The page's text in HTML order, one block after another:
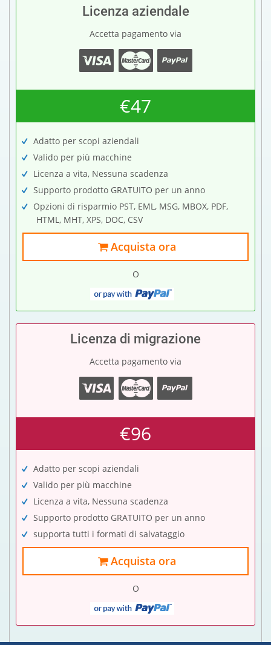
Licenza aziendale
Accetta pagamento via
€47
Adatto per scopi aziendali
Valido per più macchine
Licenza a vita, Nessuna scadenza
Supporto prodotto GRATUITO per un anno
Opzioni di risparmio PST, EML, MSG, MBOX, PDF,
HTML, MHT, XPS, DOC, CSV
Acquista ora
O
Licenza di migrazione
Accetta pagamento via
€96
Adatto per scopi aziendali
Valido per più macchine
Licenza a vita, Nessuna scadenza
Supporto prodotto GRATUITO per un anno
supporta tutti i formati di salvataggio
Acquista ora
O